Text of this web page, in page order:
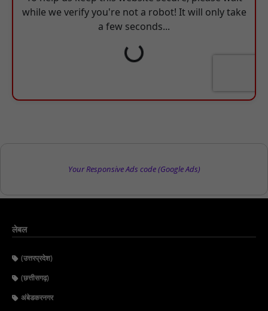
Your Responsive Ads code (Google Ads)
लेबल
(उत्तरप्रदेश)
(छत्तीसगढ़)
अंबेडकरनगर